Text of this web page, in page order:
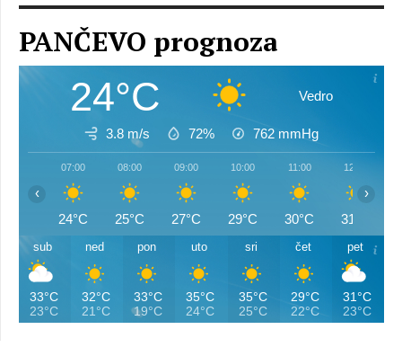
PANČEVO prognoza
24°C Vedro
3.8 m/s 72% 762 mmHg
07:00
24°C
08:00
25°C
09:00
27°C
10:00
29°C
11:00
30°C
12:00
31°C
‹ ›
sub
33°C
23°C
ned
32°C
21°C
pon
33°C
19°C
uto
35°C
24°C
sri
35°C
25°C
čet
29°C
22°C
pet
31°C
23°C